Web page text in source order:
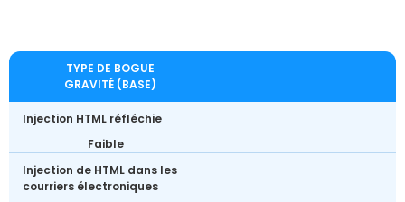
TYPE DE BOGUE
GRAVITÉ (BASE)
Injection HTML réfléchie
Faible
Injection de HTML dans les
courriers électroniques